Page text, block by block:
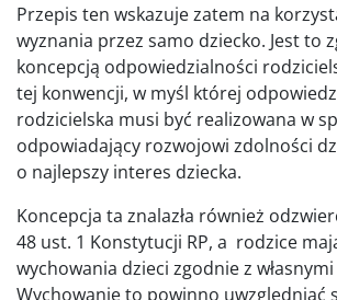
Przepis ten wskazuje zatem na
wyznania przez samo dziecko. Jest to
koncepcją odpowiedzialności
tej konwencji, w myśl której
rodzicielska musi być realizowana w
odpowiadający rozwojowi zdolności
o najlepszy interes dziecka.
Koncepcja ta znalazła również
48 ust. 1 Konstytucji RP, a rodzice
wychowania dzieci zgodnie z
Wychowanie to powinno uwzględniać